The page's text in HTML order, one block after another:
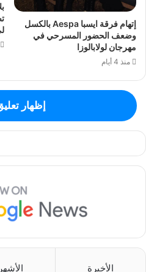
إتهام فرقة ايسبا Aespa بالكسل
وضعف الحضور المسرحي في
مهرجان لولابالوزا
منذ 4 أيام
إظهار
الأخيرة الأشهر